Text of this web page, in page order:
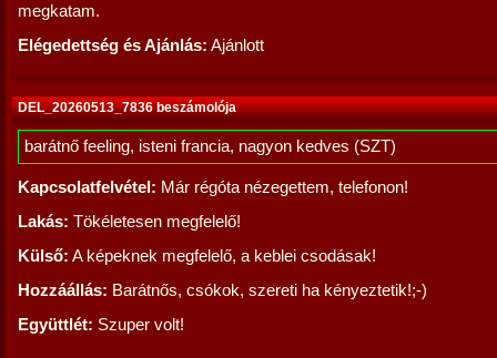
megkatam.
Elégedettség és Ajánlás: Ajánlott
DEL_20260513_7836 beszámolója
barátnő feeling, isteni francia, nagyon kedves (SZT)
Kapcsolatfelvétel: Már régóta nézegettem, telefonon!
Lakás: Tökéletesen megfelelő!
Külső: A képeknek megfelelő, a keblei csodásak!
Hozzáállás: Barátnős, csókok, szereti ha kényeztetik!;-)
Együttlét: Szuper volt!